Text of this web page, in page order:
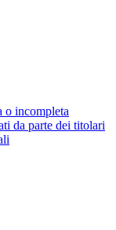
o incompleta
da parte dei titolari